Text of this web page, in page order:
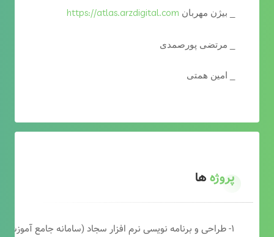
_ بیژن مهربان https://atlas.arzdigital.com
_ مرتضی پورصمدی
_ امین همتی
پروژهها
۱- طراحی و برنامه نویسی نرم افزار سجاد (سامانه جامع آموزشی دارالقرآن)